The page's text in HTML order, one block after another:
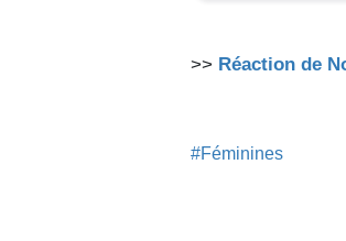
>> Réaction de
#Féminines